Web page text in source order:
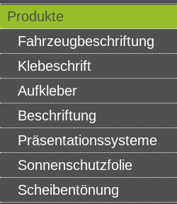
Produkte
Fahrzeugbeschriftung
Klebeschrift
Aufkleber
Beschriftung
Präsentationssysteme
Sonnenschutzfolie
Scheibentönung